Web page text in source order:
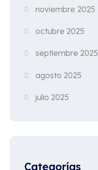
noviembre 2025
octubre 2025
septiembre 2025
agosto 2025
julio 2025
Categorías